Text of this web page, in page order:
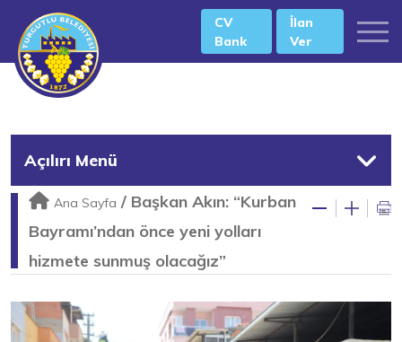
CV
Bank
İlan
Ver
Açılırı Menü
Ana Sayfa / Başkan Akın: “Kurban
Bayramı’ndan önce yeni yolları
hizmete sunmuş olacağız”